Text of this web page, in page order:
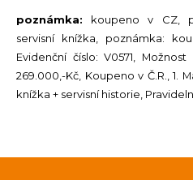
poznámka: koupeno v CZ,​
servisní knížka,​ poznámka:
Evidenční číslo: V0571,​
269.000,​​-Kč,​ Koupeno v Č.R.,​ 1.
knížka ​+ servisní historie,​